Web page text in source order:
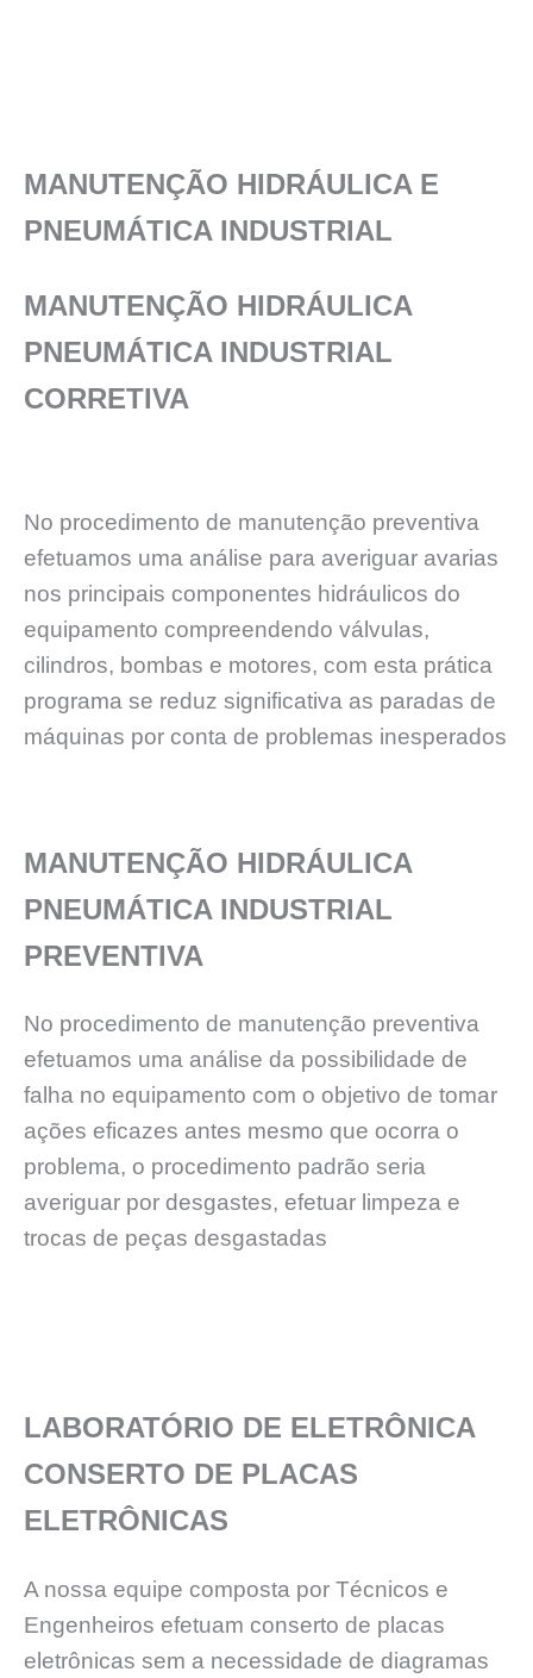
MANUTENÇÃO HIDRÁULICA E
PNEUMÁTICA INDUSTRIAL
MANUTENÇÃO HIDRÁULICA
PNEUMÁTICA INDUSTRIAL
CORRETIVA
No procedimento de manutenção preventiva
efetuamos uma análise para averiguar avarias
nos principais componentes hidráulicos do
equipamento compreendendo válvulas,
cilindros, bombas e motores, com esta prática
programa se reduz significativa as paradas de
máquinas por conta de problemas inesperados
MANUTENÇÃO HIDRÁULICA
PNEUMÁTICA INDUSTRIAL
PREVENTIVA
No procedimento de manutenção preventiva
efetuamos uma análise da possibilidade de
falha no equipamento com o objetivo de tomar
ações eficazes antes mesmo que ocorra o
problema, o procedimento padrão seria
averiguar por desgastes, efetuar limpeza e
trocas de peças desgastadas
LABORATÓRIO DE ELETRÔNICA
CONSERTO DE PLACAS
ELETRÔNICAS
A nossa equipe composta por Técnicos e
Engenheiros efetuam conserto de placas
eletrônicas sem a necessidade de diagramas